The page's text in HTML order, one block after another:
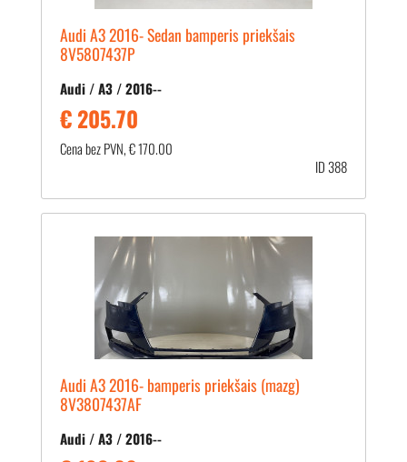
Audi A3 2016- Sedan bamperis priekšais
8V5807437P
Audi / A3 / 2016--
€ 205.70
Cena bez PVN, € 170.00
ID 388
Audi A3 2016- bamperis priekšais (mazg)
8V3807437AF
Audi / A3 / 2016--